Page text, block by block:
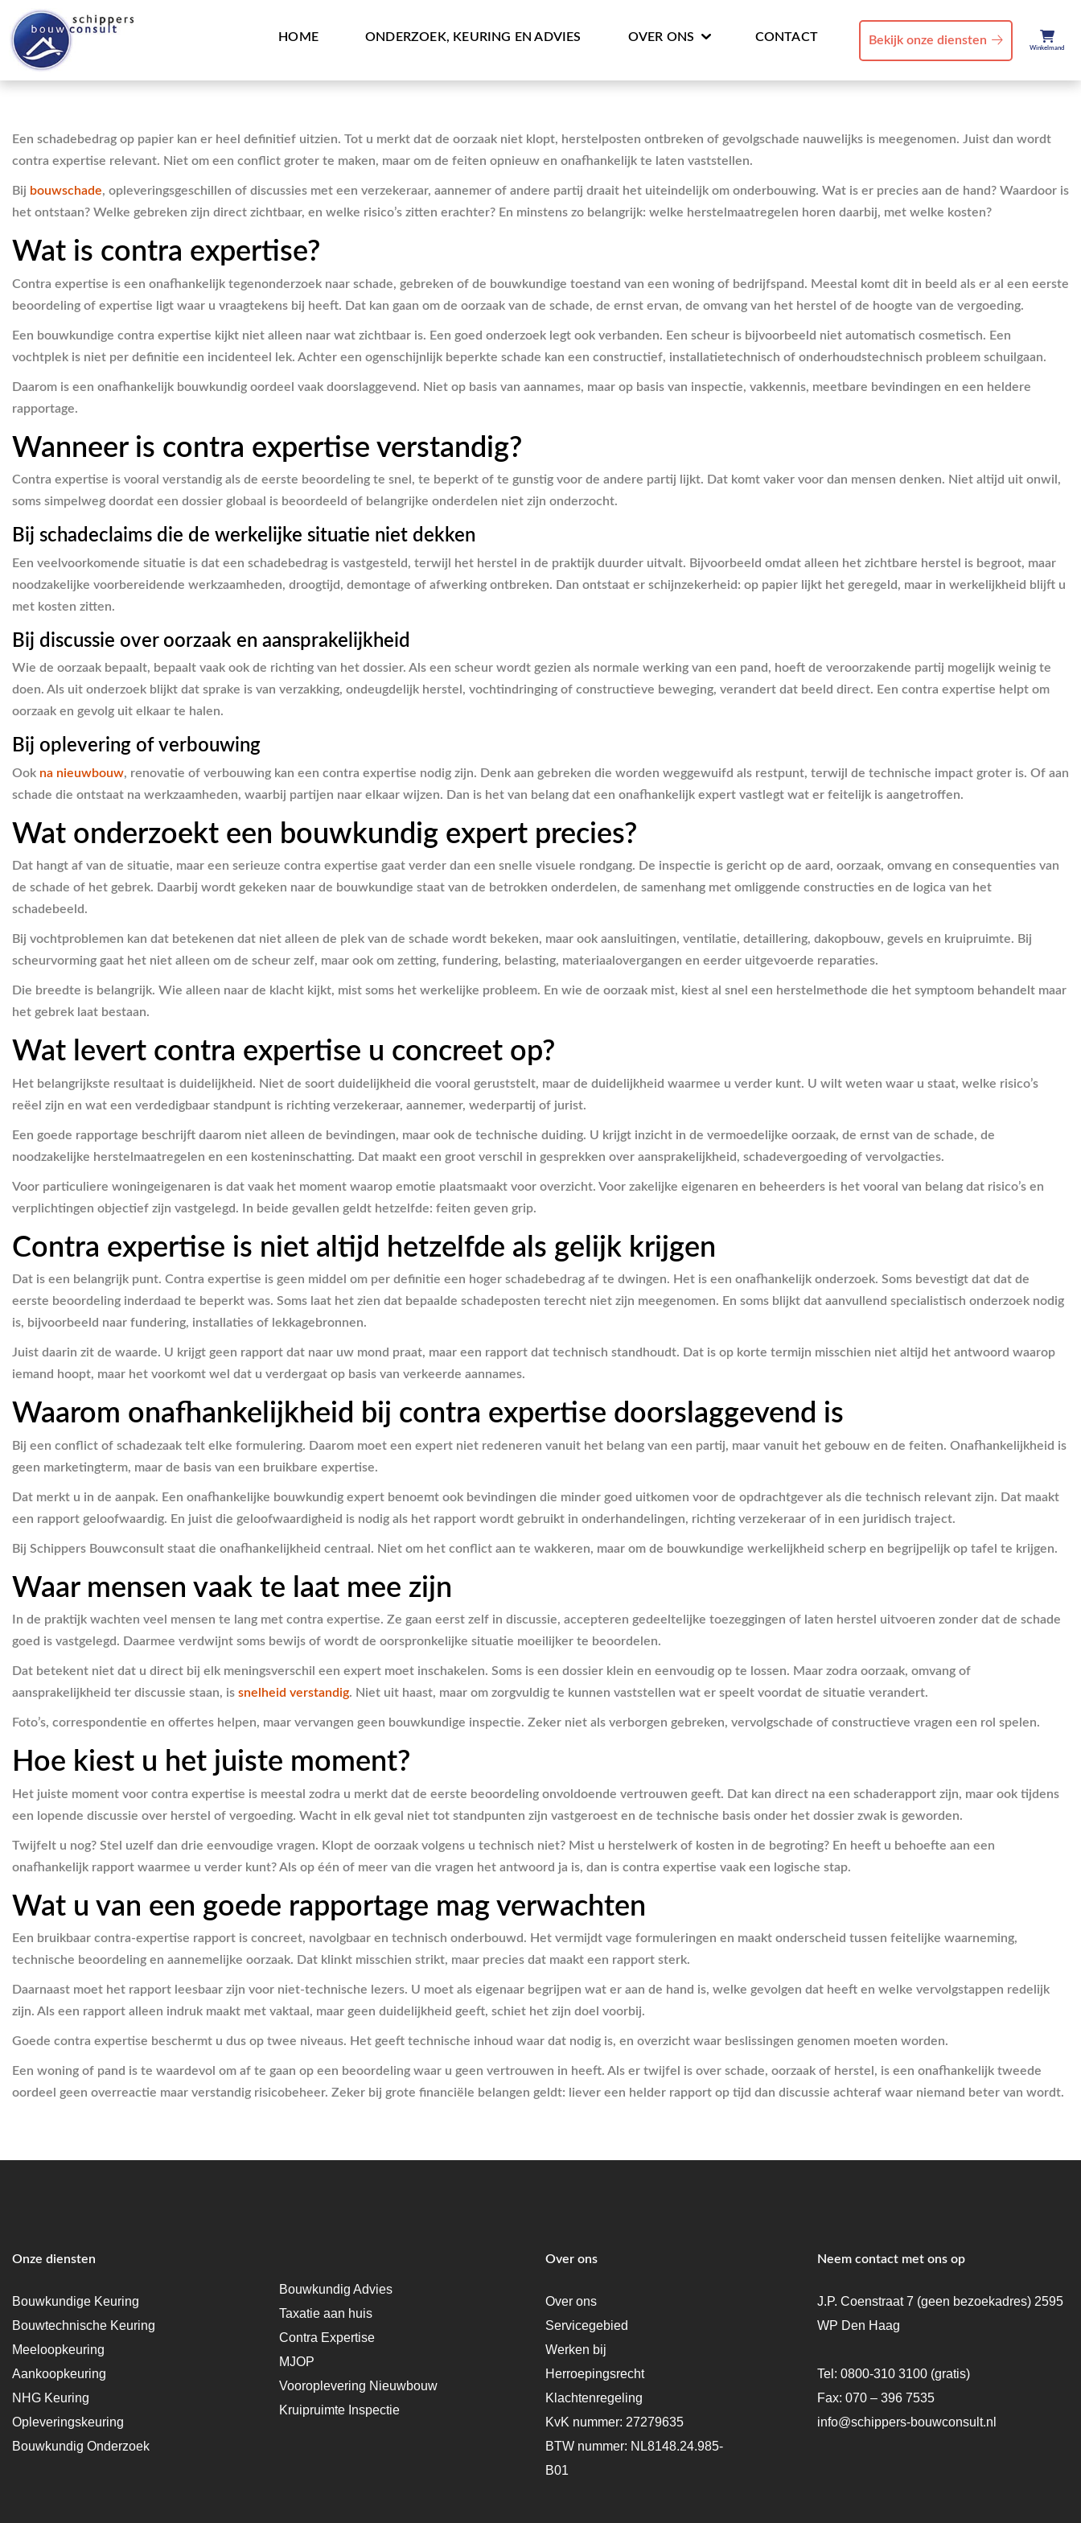
HOME ONDERZOEK, KEURING EN ADVIES OVER ONS CONTACT
Winkelmand
Bekijk onze diensten
Een schadebedrag op papier kan er heel definitief uitzien. Tot u merkt dat de oorzaak niet klopt, herstelposten ontbreken of gevolgschade nauwelijks is meegenomen. Juist dan wordt
contra expertise relevant. Niet om een conflict groter te maken, maar om de feiten opnieuw en onafhankelijk te laten vaststellen.
Bij bouwschade, opleveringsgeschillen of discussies met een verzekeraar, aannemer of andere partij draait het uiteindelijk om onderbouwing. Wat is er precies aan de hand? Waardoor is
het ontstaan? Welke gebreken zijn direct zichtbaar, en welke risico’s zitten erachter? En minstens zo belangrijk: welke herstelmaatregelen horen daarbij, met welke kosten?
Wat is contra expertise?
Contra expertise is een onafhankelijk tegenonderzoek naar schade, gebreken of de bouwkundige toestand van een woning of bedrijfspand. Meestal komt dit in beeld als er al een eerste
beoordeling of expertise ligt waar u vraagtekens bij heeft. Dat kan gaan om de oorzaak van de schade, de ernst ervan, de omvang van het herstel of de hoogte van de vergoeding.
Een bouwkundige contra expertise kijkt niet alleen naar wat zichtbaar is. Een goed onderzoek legt ook verbanden. Een scheur is bijvoorbeeld niet automatisch cosmetisch. Een
vochtplek is niet per definitie een incidenteel lek. Achter een ogenschijnlijk beperkte schade kan een constructief, installatietechnisch of onderhoudstechnisch probleem schuilgaan.
Daarom is een onafhankelijk bouwkundig oordeel vaak doorslaggevend. Niet op basis van aannames, maar op basis van inspectie, vakkennis, meetbare bevindingen en een heldere
rapportage.
Wanneer is contra expertise verstandig?
Contra expertise is vooral verstandig als de eerste beoordeling te snel, te beperkt of te gunstig voor de andere partij lijkt. Dat komt vaker voor dan mensen denken. Niet altijd uit onwil,
soms simpelweg doordat een dossier globaal is beoordeeld of belangrijke onderdelen niet zijn onderzocht.
Bij schadeclaims die de werkelijke situatie niet dekken
Een veelvoorkomende situatie is dat een schadebedrag is vastgesteld, terwijl het herstel in de praktijk duurder uitvalt. Bijvoorbeeld omdat alleen het zichtbare herstel is begroot, maar
noodzakelijke voorbereidende werkzaamheden, droogtijd, demontage of afwerking ontbreken. Dan ontstaat er schijnzekerheid: op papier lijkt het geregeld, maar in werkelijkheid blijft u
met kosten zitten.
Bij discussie over oorzaak en aansprakelijkheid
Wie de oorzaak bepaalt, bepaalt vaak ook de richting van het dossier. Als een scheur wordt gezien als normale werking van een pand, hoeft de veroorzakende partij mogelijk weinig te
doen. Als uit onderzoek blijkt dat sprake is van verzakking, ondeugdelijk herstel, vochtindringing of constructieve beweging, verandert dat beeld direct. Een contra expertise helpt om
oorzaak en gevolg uit elkaar te halen.
Bij oplevering of verbouwing
Ook na nieuwbouw, renovatie of verbouwing kan een contra expertise nodig zijn. Denk aan gebreken die worden weggewuifd als restpunt, terwijl de technische impact groter is. Of aan
schade die ontstaat na werkzaamheden, waarbij partijen naar elkaar wijzen. Dan is het van belang dat een onafhankelijk expert vastlegt wat er feitelijk is aangetroffen.
Wat onderzoekt een bouwkundig expert precies?
Dat hangt af van de situatie, maar een serieuze contra expertise gaat verder dan een snelle visuele rondgang. De inspectie is gericht op de aard, oorzaak, omvang en consequenties van
de schade of het gebrek. Daarbij wordt gekeken naar de bouwkundige staat van de betrokken onderdelen, de samenhang met omliggende constructies en de logica van het
schadebeeld.
Bij vochtproblemen kan dat betekenen dat niet alleen de plek van de schade wordt bekeken, maar ook aansluitingen, ventilatie, detaillering, dakopbouw, gevels en kruipruimte. Bij
scheurvorming gaat het niet alleen om de scheur zelf, maar ook om zetting, fundering, belasting, materiaalovergangen en eerder uitgevoerde reparaties.
Die breedte is belangrijk. Wie alleen naar de klacht kijkt, mist soms het werkelijke probleem. En wie de oorzaak mist, kiest al snel een herstelmethode die het symptoom behandelt maar
het gebrek laat bestaan.
Wat levert contra expertise u concreet op?
Het belangrijkste resultaat is duidelijkheid. Niet de soort duidelijkheid die vooral geruststelt, maar de duidelijkheid waarmee u verder kunt. U wilt weten waar u staat, welke risico’s
reëel zijn en wat een verdedigbaar standpunt is richting verzekeraar, aannemer, wederpartij of jurist.
Een goede rapportage beschrijft daarom niet alleen de bevindingen, maar ook de technische duiding. U krijgt inzicht in de vermoedelijke oorzaak, de ernst van de schade, de
noodzakelijke herstelmaatregelen en een kosteninschatting. Dat maakt een groot verschil in gesprekken over aansprakelijkheid, schadevergoeding of vervolgacties.
Voor particuliere woningeigenaren is dat vaak het moment waarop emotie plaatsmaakt voor overzicht. Voor zakelijke eigenaren en beheerders is het vooral van belang dat risico’s en
verplichtingen objectief zijn vastgelegd. In beide gevallen geldt hetzelfde: feiten geven grip.
Contra expertise is niet altijd hetzelfde als gelijk krijgen
Dat is een belangrijk punt. Contra expertise is geen middel om per definitie een hoger schadebedrag af te dwingen. Het is een onafhankelijk onderzoek. Soms bevestigt dat dat de
eerste beoordeling inderdaad te beperkt was. Soms laat het zien dat bepaalde schadeposten terecht niet zijn meegenomen. En soms blijkt dat aanvullend specialistisch onderzoek nodig
is, bijvoorbeeld naar fundering, installaties of lekkagebronnen.
Juist daarin zit de waarde. U krijgt geen rapport dat naar uw mond praat, maar een rapport dat technisch standhoudt. Dat is op korte termijn misschien niet altijd het antwoord waarop
iemand hoopt, maar het voorkomt wel dat u verdergaat op basis van verkeerde aannames.
Waarom onafhankelijkheid bij contra expertise doorslaggevend is
Bij een conflict of schadezaak telt elke formulering. Daarom moet een expert niet redeneren vanuit het belang van een partij, maar vanuit het gebouw en de feiten. Onafhankelijkheid is
geen marketingterm, maar de basis van een bruikbare expertise.
Dat merkt u in de aanpak. Een onafhankelijke bouwkundig expert benoemt ook bevindingen die minder goed uitkomen voor de opdrachtgever als die technisch relevant zijn. Dat maakt
een rapport geloofwaardig. En juist die geloofwaardigheid is nodig als het rapport wordt gebruikt in onderhandelingen, richting verzekeraar of in een juridisch traject.
Bij Schippers Bouwconsult staat die onafhankelijkheid centraal. Niet om het conflict aan te wakkeren, maar om de bouwkundige werkelijkheid scherp en begrijpelijk op tafel te krijgen.
Waar mensen vaak te laat mee zijn
In de praktijk wachten veel mensen te lang met contra expertise. Ze gaan eerst zelf in discussie, accepteren gedeeltelijke toezeggingen of laten herstel uitvoeren zonder dat de schade
goed is vastgelegd. Daarmee verdwijnt soms bewijs of wordt de oorspronkelijke situatie moeilijker te beoordelen.
Dat betekent niet dat u direct bij elk meningsverschil een expert moet inschakelen. Soms is een dossier klein en eenvoudig op te lossen. Maar zodra oorzaak, omvang of
aansprakelijkheid ter discussie staan, is snelheid verstandig. Niet uit haast, maar om zorgvuldig te kunnen vaststellen wat er speelt voordat de situatie verandert.
Foto’s, correspondentie en offertes helpen, maar vervangen geen bouwkundige inspectie. Zeker niet als verborgen gebreken, vervolgschade of constructieve vragen een rol spelen.
Hoe kiest u het juiste moment?
Het juiste moment voor contra expertise is meestal zodra u merkt dat de eerste beoordeling onvoldoende vertrouwen geeft. Dat kan direct na een schaderapport zijn, maar ook tijdens
een lopende discussie over herstel of vergoeding. Wacht in elk geval niet tot standpunten zijn vastgeroest en de technische basis onder het dossier zwak is geworden.
Twijfelt u nog? Stel uzelf dan drie eenvoudige vragen. Klopt de oorzaak volgens u technisch niet? Mist u herstelwerk of kosten in de begroting? En heeft u behoefte aan een
onafhankelijk rapport waarmee u verder kunt? Als op één of meer van die vragen het antwoord ja is, dan is contra expertise vaak een logische stap.
Wat u van een goede rapportage mag verwachten
Een bruikbaar contra-expertise rapport is concreet, navolgbaar en technisch onderbouwd. Het vermijdt vage formuleringen en maakt onderscheid tussen feitelijke waarneming,
technische beoordeling en aannemelijke oorzaak. Dat klinkt misschien strikt, maar precies dat maakt een rapport sterk.
Daarnaast moet het rapport leesbaar zijn voor niet-technische lezers. U moet als eigenaar begrijpen wat er aan de hand is, welke gevolgen dat heeft en welke vervolgstappen redelijk
zijn. Als een rapport alleen indruk maakt met vaktaal, maar geen duidelijkheid geeft, schiet het zijn doel voorbij.
Goede contra expertise beschermt u dus op twee niveaus. Het geeft technische inhoud waar dat nodig is, en overzicht waar beslissingen genomen moeten worden.
Een woning of pand is te waardevol om af te gaan op een beoordeling waar u geen vertrouwen in heeft. Als er twijfel is over schade, oorzaak of herstel, is een onafhankelijk tweede
oordeel geen overreactie maar verstandig risicobeheer. Zeker bij grote financiële belangen geldt: liever een helder rapport op tijd dan discussie achteraf waar niemand beter van wordt.
Onze diensten
Bouwkundige Keuring
Bouwtechnische Keuring
Meeloopkeuring
Aankoopkeuring
NHG Keuring
Opleveringskeuring
Bouwkundig Onderzoek
Bouwkundig Advies
Taxatie aan huis
Contra Expertise
MJOP
Vooroplevering Nieuwbouw
Kruipruimte Inspectie
Over ons
Over ons
Servicegebied
Werken bij
Herroepingsrecht
Klachtenregeling
KvK nummer: 27279635
BTW nummer: NL8148.24.985-
B01
Neem contact met ons op
J.P. Coenstraat 7 (geen bezoekadres) 2595
WP Den Haag
Tel: 0800-310 3100(gratis)
Fax: 070 – 396 7535
info@schippers-bouwconsult.nl